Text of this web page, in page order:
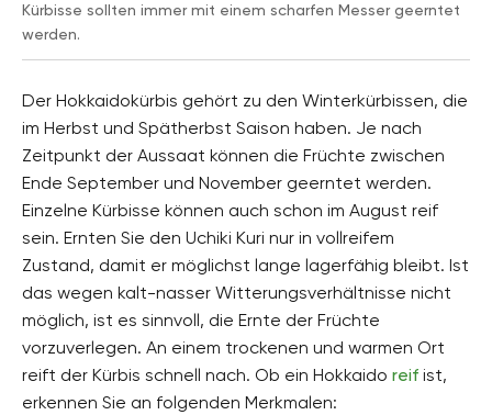
Kürbisse sollten immer mit einem scharfen Messer geerntet
werden.
Der Hokkaidokürbis gehört zu den Winterkürbissen, die
im Herbst und Spätherbst Saison haben. Je nach
Zeitpunkt der Aussaat können die Früchte zwischen
Ende September und November geerntet werden.
Einzelne Kürbisse können auch schon im August reif
sein. Ernten Sie den Uchiki Kuri nur in vollreifem
Zustand, damit er möglichst lange lagerfähig bleibt. Ist
das wegen kalt-nasser Witterungsverhältnisse nicht
möglich, ist es sinnvoll, die Ernte der Früchte
vorzuverlegen. An einem trockenen und warmen Ort
reift der Kürbis schnell nach. Ob ein Hokkaido reif ist,
erkennen Sie an folgenden Merkmalen: